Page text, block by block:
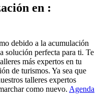
en :
debido a la acumulación
solución perfecta para ti. Te
más expertos en tu
de turismos. Ya sea que
talleres expertos
como nuevo. Agenda